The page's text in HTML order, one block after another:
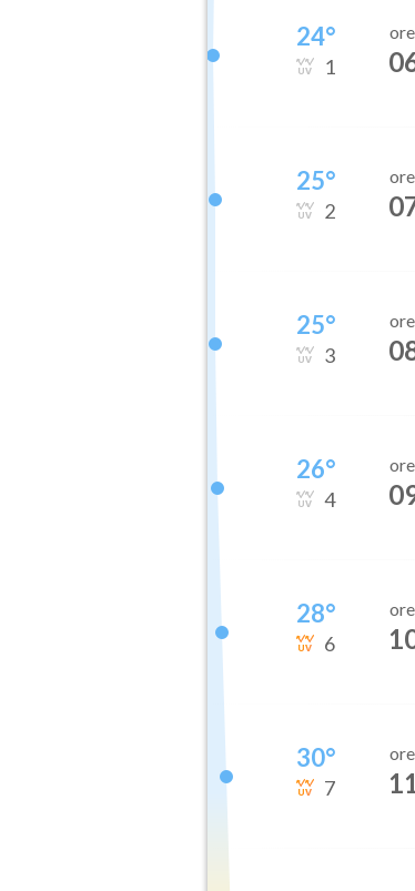
24°
1
ore
25°
2
ore
25°
3
ore
26°
4
ore
28°
6
ore
30°
7
ore